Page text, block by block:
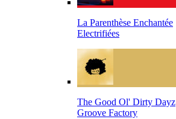
La Parenthèse Enchantée
Electrifiées
The Good Ol' Dirty Dayz
Groove Factory